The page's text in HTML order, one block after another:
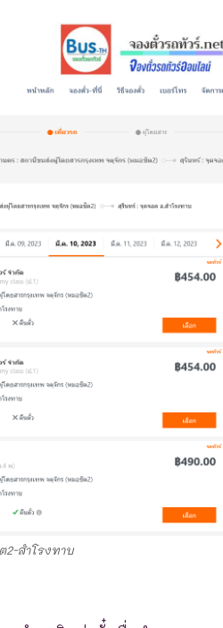
2-สำโรงทาบ